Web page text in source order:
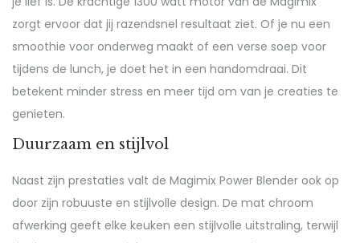
zorgt ervoor dat jij razendsnel resultaat ziet. Of je nu een
smoothie voor onderweg maakt of een verse soep voor
tijdens de lunch, je doet het in een handomdraai. Dit
betekent minder stress en meer tijd om van je creaties te
genieten.
Duurzaam en stijlvol
Naast zijn prestaties valt de Magimix Power Blender ook op
door zijn robuuste en stijlvolle design. De mat chroom
afwerking geeft elke keuken een stijlvolle uitstraling, terwijl